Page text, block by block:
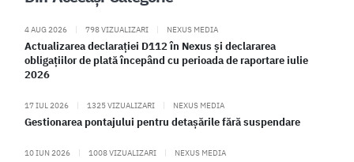
4 AUG 2026 | 798 VIZUALIZARI | NEXUS MEDIA
Actualizarea declarației D112 în Nexus și declararea
obligațiilor de plată începând cu perioada de raportare iulie
2026
17 IUL 2026 | 1325 VIZUALIZARI | NEXUS MEDIA
Gestionarea pontajului pentru detașările fără suspendare
10 IUN 2026 | 1008 VIZUALIZARI | NEXUS MEDIA